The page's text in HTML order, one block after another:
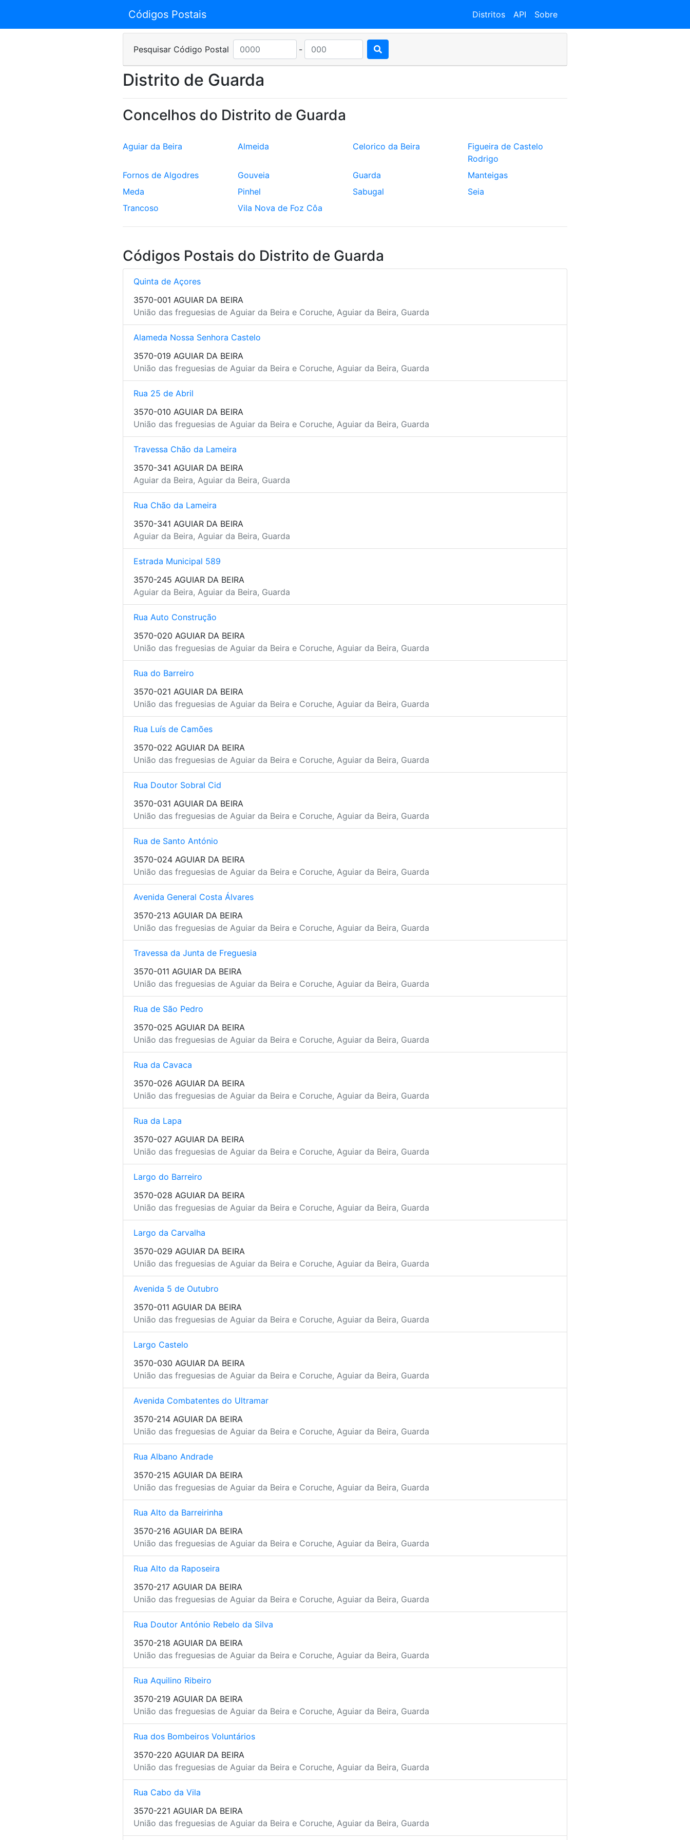
Códigos Postais Distritos API Sobre
Pesquisar Código Postal -
Distrito de Guarda
Concelhos do Distrito de Guarda
Aguiar da Beira Almeida Celorico da Beira
Figueira de Castelo
Rodrigo
Fornos de Algodres
Gouveia Guarda
Manteigas
Meda
Pinhel Sabugal
Seia
Trancoso
Vila Nova de Foz Côa
Códigos Postais do Distrito de Guarda
Quinta de Açores
3570-001 AGUIAR DA BEIRA
União das freguesias de Aguiar da Beira e Coruche, Aguiar da Beira, Guarda
Alameda Nossa Senhora Castelo
3570-019 AGUIAR DA BEIRA
União das freguesias de Aguiar da Beira e Coruche, Aguiar da Beira, Guarda
Rua 25 de Abril
3570-010 AGUIAR DA BEIRA
União das freguesias de Aguiar da Beira e Coruche, Aguiar da Beira, Guarda
Travessa Chão da Lameira
3570-341 AGUIAR DA BEIRA
Aguiar da Beira, Aguiar da Beira, Guarda
Rua Chão da Lameira
3570-341 AGUIAR DA BEIRA
Aguiar da Beira, Aguiar da Beira, Guarda
Estrada Municipal 589
3570-245 AGUIAR DA BEIRA
Aguiar da Beira, Aguiar da Beira, Guarda
Rua Auto Construção
3570-020 AGUIAR DA BEIRA
União das freguesias de Aguiar da Beira e Coruche, Aguiar da Beira, Guarda
Rua do Barreiro
3570-021 AGUIAR DA BEIRA
União das freguesias de Aguiar da Beira e Coruche, Aguiar da Beira, Guarda
Rua Luís de Camões
3570-022 AGUIAR DA BEIRA
União das freguesias de Aguiar da Beira e Coruche, Aguiar da Beira, Guarda
Rua Doutor Sobral Cid
3570-031 AGUIAR DA BEIRA
União das freguesias de Aguiar da Beira e Coruche, Aguiar da Beira, Guarda
Rua de Santo António
3570-024 AGUIAR DA BEIRA
União das freguesias de Aguiar da Beira e Coruche, Aguiar da Beira, Guarda
Avenida General Costa Álvares
3570-213 AGUIAR DA BEIRA
União das freguesias de Aguiar da Beira e Coruche, Aguiar da Beira, Guarda
Travessa da Junta de Freguesia
3570-011 AGUIAR DA BEIRA
União das freguesias de Aguiar da Beira e Coruche, Aguiar da Beira, Guarda
Rua de São Pedro
3570-025 AGUIAR DA BEIRA
União das freguesias de Aguiar da Beira e Coruche, Aguiar da Beira, Guarda
Rua da Cavaca
3570-026 AGUIAR DA BEIRA
União das freguesias de Aguiar da Beira e Coruche, Aguiar da Beira, Guarda
Rua da Lapa
3570-027 AGUIAR DA BEIRA
União das freguesias de Aguiar da Beira e Coruche, Aguiar da Beira, Guarda
Largo do Barreiro
3570-028 AGUIAR DA BEIRA
União das freguesias de Aguiar da Beira e Coruche, Aguiar da Beira, Guarda
Largo da Carvalha
3570-029 AGUIAR DA BEIRA
União das freguesias de Aguiar da Beira e Coruche, Aguiar da Beira, Guarda
Avenida 5 de Outubro
3570-011 AGUIAR DA BEIRA
União das freguesias de Aguiar da Beira e Coruche, Aguiar da Beira, Guarda
Largo Castelo
3570-030 AGUIAR DA BEIRA
União das freguesias de Aguiar da Beira e Coruche, Aguiar da Beira, Guarda
Avenida Combatentes do Ultramar
3570-214 AGUIAR DA BEIRA
União das freguesias de Aguiar da Beira e Coruche, Aguiar da Beira, Guarda
Rua Albano Andrade
3570-215 AGUIAR DA BEIRA
União das freguesias de Aguiar da Beira e Coruche, Aguiar da Beira, Guarda
Rua Alto da Barreirinha
3570-216 AGUIAR DA BEIRA
União das freguesias de Aguiar da Beira e Coruche, Aguiar da Beira, Guarda
Rua Alto da Raposeira
3570-217 AGUIAR DA BEIRA
União das freguesias de Aguiar da Beira e Coruche, Aguiar da Beira, Guarda
Rua Doutor António Rebelo da Silva
3570-218 AGUIAR DA BEIRA
União das freguesias de Aguiar da Beira e Coruche, Aguiar da Beira, Guarda
Rua Aquilino Ribeiro
3570-219 AGUIAR DA BEIRA
União das freguesias de Aguiar da Beira e Coruche, Aguiar da Beira, Guarda
Rua dos Bombeiros Voluntários
3570-220 AGUIAR DA BEIRA
União das freguesias de Aguiar da Beira e Coruche, Aguiar da Beira, Guarda
Rua Cabo da Vila
3570-221 AGUIAR DA BEIRA
União das freguesias de Aguiar da Beira e Coruche, Aguiar da Beira, Guarda